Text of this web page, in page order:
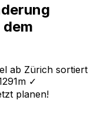
ab Zürich sortiert
✓
planen!